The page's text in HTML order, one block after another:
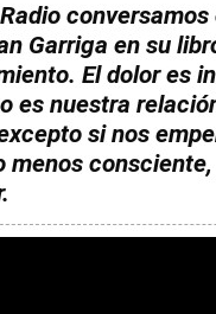
Garriga en su
El dolor es
es nuestra
si nos